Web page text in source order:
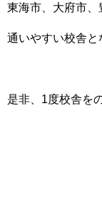
東海市、大府市、
通いやすい校舎と
是非、1度校舎を